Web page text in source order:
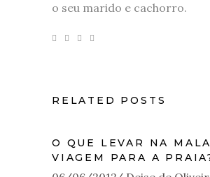
o seu marido e cachorro.
RELATED POSTS
O QUE LEVAR NA
VIAGEM PARA A